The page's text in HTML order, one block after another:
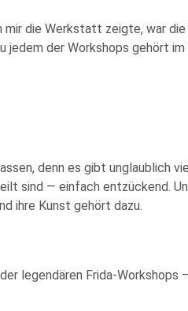
mir die Werkstatt zeigte, war die
der Workshops gehört
denn es gibt unglaublich
sind — einfach entzückend.
ihre Kunst gehört dazu.
legendären Frida-